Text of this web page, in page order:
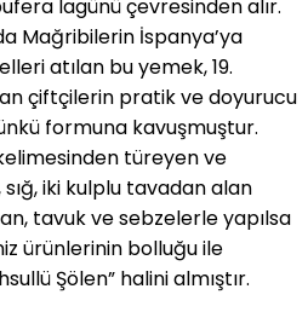
lagünü çevresinden alır.
Mağribilerin İspanya’ya
atılan bu yemek, 19.
çiftçilerin pratik ve doyurucu
formuna kavuşmuştur.
türeyen ve
iki kulplu tavadan alan
tavuk ve sebzelerle yapılsa
ürünlerinin bolluğu ile
Şölen” halini almıştır.